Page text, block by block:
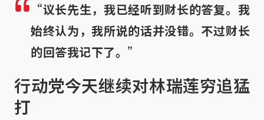
“议长先生，我已经听到财长的答复。我
始终认为，我所说的话并没错。不过财长
的回答我记下了。”
行动党今天继续对林瑞莲穷追猛
打